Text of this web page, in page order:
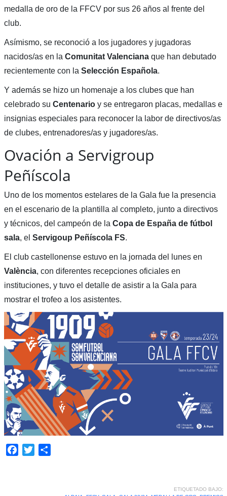
medalla de oro de la FFCV por sus 26 años al frente del
club.
Asímismo, se reconoció a los jugadores y jugadoras
nacidos/as en la Comunitat Valencianaque han debutado
recientemente con la Selección Española.
Y además se hizo un homenaje a los clubes que han
celebrado su Centenarioy se entregaron placas, medallas e
insignias especiales para reconocer la labor de directivos/as
de clubes, entrenadores/as y jugadores/as.
Ovación a Servigroup
Peñíscola
Uno de los momentos estelares de la Gala fue la presencia
en el escenario de la plantilla al completo, junto a directivos
y técnicos, del campeón de la Copa de España de fútbol
sala, el Servigoup Peñíscola FS.
El club castellonense estuvo en la jornada del lunes en
València, con diferentes recepciones oficiales en
instituciones, y tuvo el detalle de asistir a la Gala para
mostrar el trofeo a los asistentes.
Facebook
Twitter
ETIQUETADO BAJO: